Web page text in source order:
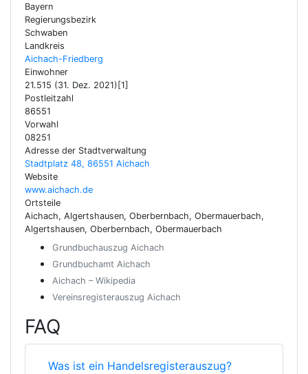
Bayern
Regierungsbezirk
Schwaben
Landkreis
Aichach-Friedberg
Einwohner
21.515 (31. Dez. 2021)[1]
Postleitzahl
86551
Vorwahl
08251
Adresse der Stadtverwaltung
Stadtplatz 48, 86551 Aichach
Website
www.aichach.de
Ortsteile
Aichach, Algertshausen, Oberbernbach, Obermauerbach,
Algertshausen, Oberbernbach, Obermauerbach
Grundbuchauszug Aichach
Grundbuchamt Aichach
Aichach – Wikipedia
Vereinsregisterauszug Aichach
FAQ
Was ist ein Handelsregisterauszug?